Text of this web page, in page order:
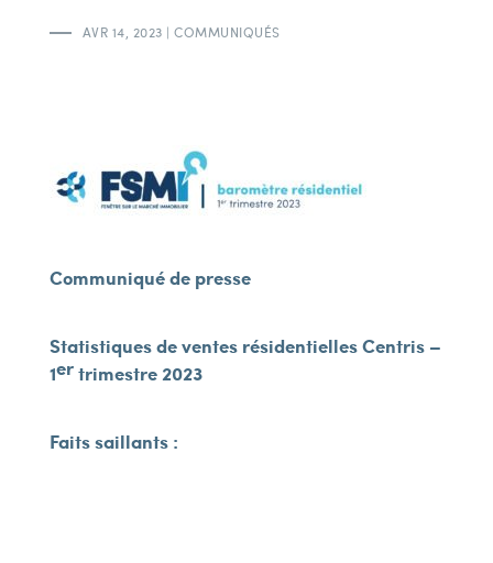
AVR 14, 2023 |COMMUNIQUÉS
Communiqué de presse
Statistiques de ventes résidentielles Centris –
1ertrimestre 2023
Faits saillants :